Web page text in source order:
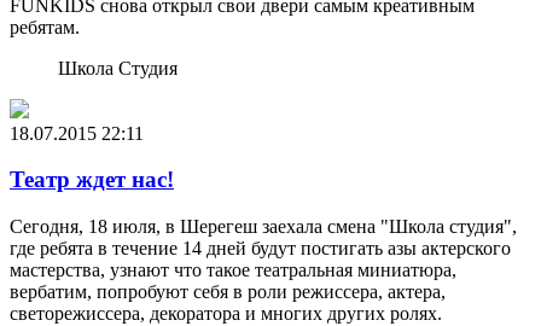
FUNKIDS снова открыл свои двери самым креативным
ребятам.
Школа Студия
18.07.2015 22:11
Театр ждет нас!
Сегодня, 18 июля, в Шерегеш заехала смена "Школа студия",
где ребята в течение 14 дней будут постигать азы актерского
мастерства, узнают что такое театральная миниатюра,
вербатим, попробуют себя в роли режиссера, актера,
светорежиссера, декоратора и многих других ролях.